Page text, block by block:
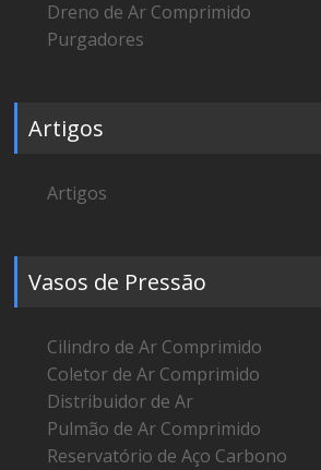
Dreno de Ar Comprimido
Purgadores
Artigos
Artigos
Vasos de Pressão
Cilindro de Ar Comprimido
Coletor de Ar Comprimido
Distribuidor de Ar
Pulmão de Ar Comprimido
Reservatório de Aço Carbono